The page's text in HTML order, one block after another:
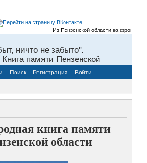
Из Пензенской области на фронты
ничто не забыто".
памяти Пензенской
Поиск Регистрация Войти
книга памяти
области